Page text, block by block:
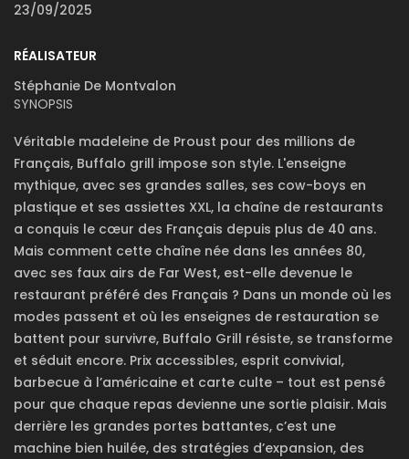
23/09/2025
RÉALISATEUR
Stéphanie De Montvalon
SYNOPSIS
Véritable madeleine de Proust pour des millions de
Français, Buffalo grill impose son style. L'enseigne
mythique, avec ses grandes salles, ses cow-boys en
plastique et ses assiettes XXL, la chaîne de restaurants
a conquis le cœur des Français depuis plus de 40 ans.
Mais comment cette chaîne née dans les années 80,
avec ses faux airs de Far West, est-elle devenue le
restaurant préféré des Français ? Dans un monde où les
modes passent et où les enseignes de restauration se
battent pour survivre, Buffalo Grill résiste, se transforme
et séduit encore. Prix accessibles, esprit convivial,
barbecue à l’américaine et carte culte – tout est pensé
pour que chaque repas devienne une sortie plaisir. Mais
derrière les grandes portes battantes, c’est une
machine bien huilée, des stratégies d’expansion, des